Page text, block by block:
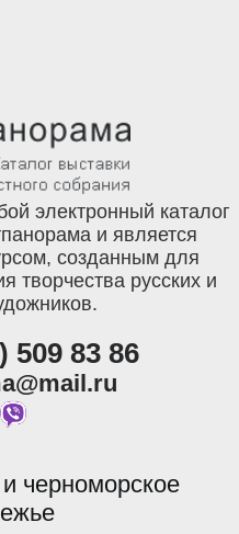
электронный каталог
и является
созданным для
творчества русских и
509 83 86
черноморское